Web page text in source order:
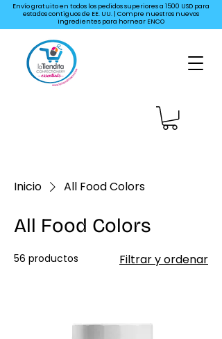
Envío gratuito en todos los pedidos superiores a 1500 USD para
estados contiguos de EE. UU. | Compre nuestros nuevos
ingredientes para hornear ENCO
Inicio All Food Colors
All Food Colors
56 productos Filtrar y ordenar